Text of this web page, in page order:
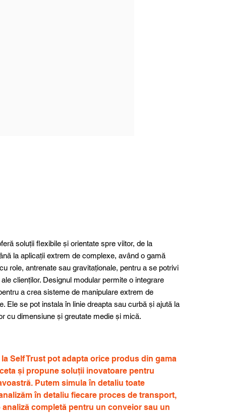
soluții flexibile și orientate spre viitor, de la
la aplicații extrem de complexe, având o gamă
role, antrenate sau gravitaționale, pentru a se potrivi
clienților. Designul modular permite o integrare
a crea sisteme de manipulare extrem de
Ele se pot instala în linie dreapta sau curbă și ajută la
cu dimensiune și greutate medie și mică.
Self Trust pot adapta orice produs din gama
și propune soluții inovatoare pentru
Putem simula în detaliu toate
în detaliu fiecare proces de transport,
completă pentru un conveior sau un